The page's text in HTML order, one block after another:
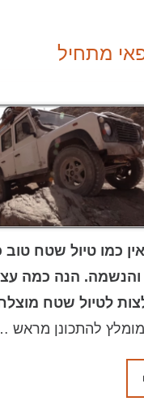
מתחיל
אין כמו טיול שטח טוב
הנה כמה
לטיול שטח
להתכונן מראש